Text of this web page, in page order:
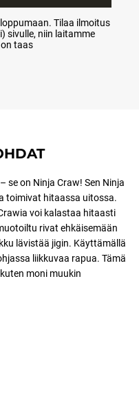
Tilaa ilmoitus
sivulle, niin laitamme
taas
se on Ninja Craw! Sen Ninja
toimivat hitaassa uitossa.
voi kalastaa hitaasti
rivat ehkäisemään
lävistää jigin. Käyttämällä
liikkuvaa rapua. Tämä
moni muukin